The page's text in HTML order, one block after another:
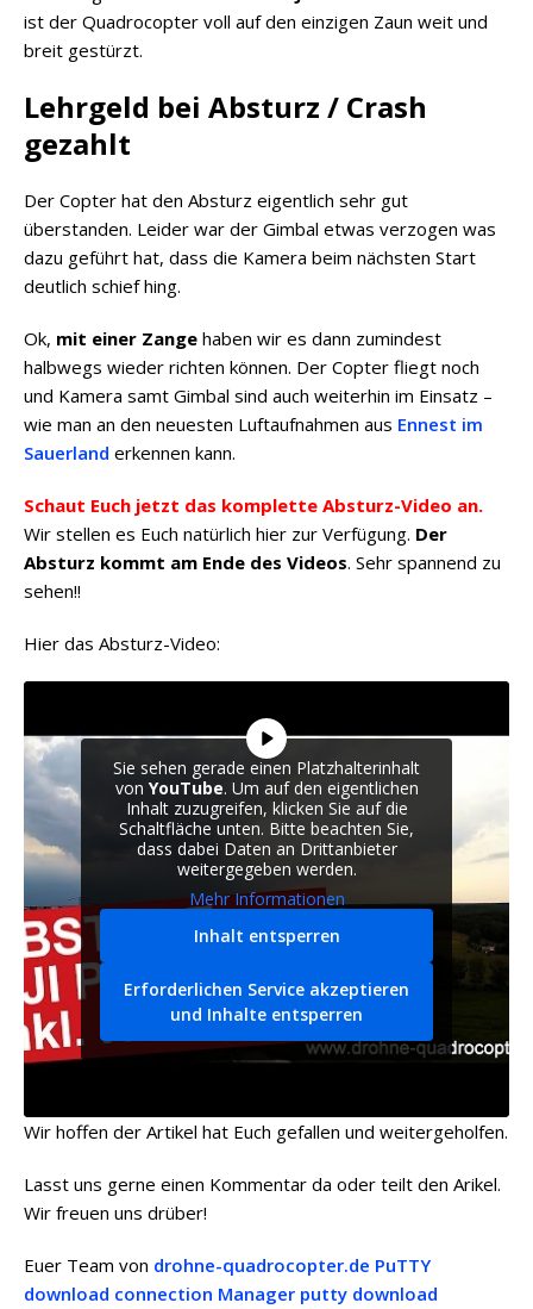
ist der Quadrocopter voll auf den einzigen Zaun weit und
breit gestürzt.
Lehrgeld bei Absturz / Crash
gezahlt
Der Copter hat den Absturz eigentlich sehr gut
überstanden. Leider war der Gimbal etwas verzogen was
dazu geführt hat, dass die Kamera beim nächsten Start
deutlich schief hing.
Ok, mit einer Zange haben wir es dann zumindest
halbwegs wieder richten können. Der Copter fliegt noch
und Kamera samt Gimbal sind auch weiterhin im Einsatz –
wie man an den neuesten Luftaufnahmen aus Ennest im
Sauerland erkennen kann.
Schaut Euch jetzt das komplette Absturz-Video an.
Wir stellen es Euch natürlich hier zur Verfügung. Der
Absturz kommt am Ende des Videos. Sehr spannend zu
sehen!!
Hier das Absturz-Video:
Sie sehen gerade einen Platzhalterinhalt
von YouTube. Um auf den eigentlichen
Inhalt zuzugreifen, klicken Sie auf die
Schaltfläche unten. Bitte beachten Sie,
dass dabei Daten an Drittanbieter
weitergegeben werden.
Mehr Informationen
Inhalt entsperren
Erforderlichen Service akzeptieren
und Inhalte entsperren
Wir hoffen der Artikel hat Euch gefallen und weitergeholfen.
Lasst uns gerne einen Kommentar da oder teilt den Arikel.
Wir freuen uns drüber!
Euer Team von drohne-quadrocopter.de PuTTY
download connection Manager putty download